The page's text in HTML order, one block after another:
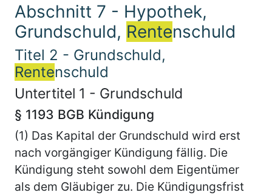
Abschnitt 7 - Hypothek,
Grundschuld, Rentenschuld
Titel 2 - Grundschuld,
Rentenschuld
Untertitel 1 - Grundschuld
§ 1193 BGB Kündigung
(1) Das Kapital der Grundschuld wird erst
nach vorgängiger Kündigung fällig. Die
Kündigung steht sowohl dem Eigentümer
als dem Gläubiger zu. Die Kündigungsfrist